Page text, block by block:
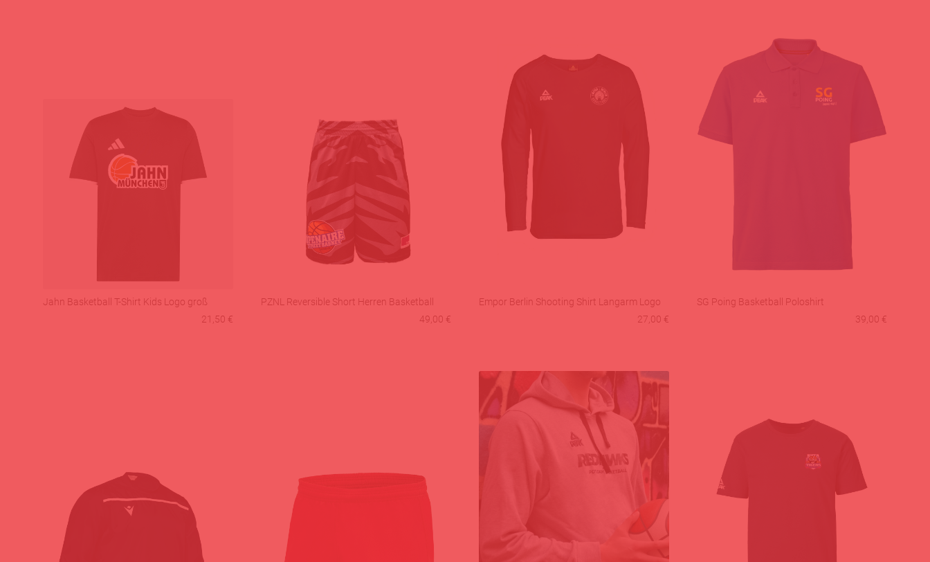
Jahn Basketball T-Shirt Kids Logo groß
21,50 €
PZNL Reversible Short Herren Basketball
49,00 €
Empor Berlin Shooting Shirt Langarm Logo
27,00 €
SG Poing Basketball Poloshirt
39,00 €